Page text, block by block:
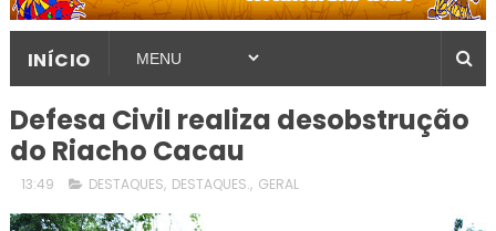
INÍCIO
Defesa Civil realiza desobstrução
do Riacho Cacau
13:49 DESTAQUES, DESTAQUES., GERAL